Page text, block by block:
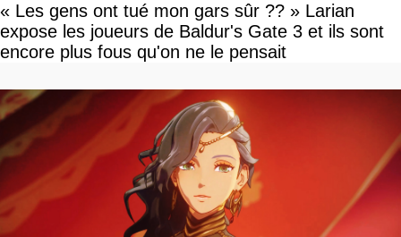
« Les gens ont tué mon gars sûr ?? » Larian
expose les joueurs de Baldur's Gate 3 et ils sont
encore plus fous qu'on ne le pensait